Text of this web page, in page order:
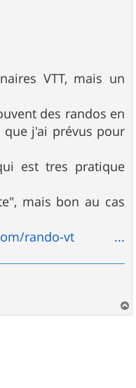
VTT, mais un
des randos en
j'ai prévus pour
est tres pratique
mais bon au cas
rando-vt ...
a